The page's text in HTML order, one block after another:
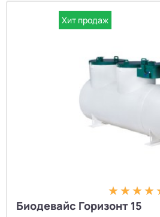
Хит продаж
Биодевайс Горизонт 15